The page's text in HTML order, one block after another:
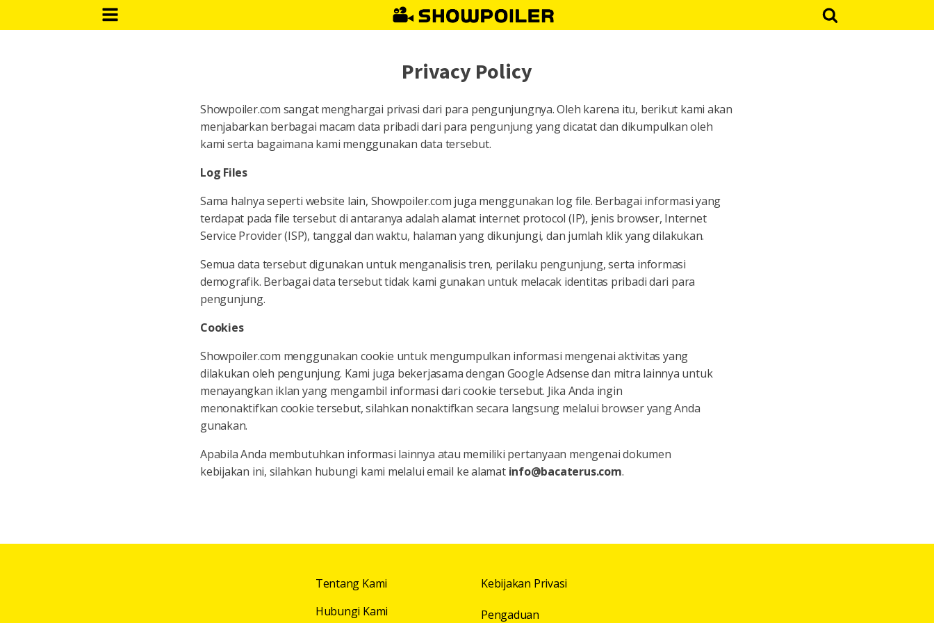
Privacy Policy
Showpoiler.com sangat menghargai privasi dari para pengunjungnya. Oleh karena itu, berikut kami akan
menjabarkan berbagai macam data pribadi dari para pengunjung yang dicatat dan dikumpulkan oleh
kami serta bagaimana kami menggunakan data tersebut.
Log Files
Sama halnya seperti website lain, Showpoiler.com juga menggunakan log file. Berbagai informasi yang
terdapat pada file tersebut di antaranya adalah alamat internet protocol (IP), jenis browser, Internet
Service Provider (ISP), tanggal dan waktu, halaman yang dikunjungi, dan jumlah klik yang dilakukan.
Semua data tersebut digunakan untuk menganalisis tren, perilaku pengunjung, serta informasi
demografik. Berbagai data tersebut tidak kami gunakan untuk melacak identitas pribadi dari para
pengunjung.
Cookies
Showpoiler.com menggunakan cookie untuk mengumpulkan informasi mengenai aktivitas yang
dilakukan oleh pengunjung. Kami juga bekerjasama dengan Google Adsense dan mitra lainnya untuk
menayangkan iklan yang mengambil informasi dari cookie tersebut. Jika Anda ingin
menonaktifkan cookie tersebut, silahkan nonaktifkan secara langsung melalui browser yang Anda
gunakan.
Apabila Anda membutuhkan informasi lainnya atau memiliki pertanyaan mengenai dokumen
kebijakan ini, silahkan hubungi kami melalui email ke alamat info@bacaterus.com.
Tentang Kami
Hubungi Kami
Kebijakan Privasi
Pengaduan